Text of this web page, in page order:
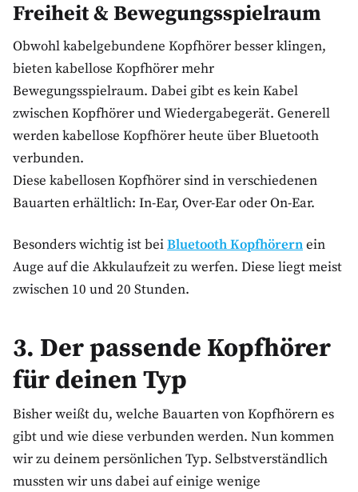
Freiheit & Bewegungsspielraum
Obwohl kabelgebundene Kopfhörer besser klingen,
bieten kabellose Kopfhörer mehr
Bewegungsspielraum. Dabei gibt es kein Kabel
zwischen Kopfhörer und Wiedergabegerät. Generell
werden kabellose Kopfhörer heute über Bluetooth
verbunden.
Diese kabellosen Kopfhörer sind in verschiedenen
Bauarten erhältlich: In-Ear, Over-Ear oder On-Ear.
Besonders wichtig ist beiBluetooth Kopfhörernein
Auge auf die Akkulaufzeit zu werfen. Diese liegt meist
zwischen 10 und 20 Stunden.
3. Der passende Kopfhörer
für deinen Typ
Bisher weißt du, welche Bauarten von Kopfhörern es
gibt und wie diese verbunden werden. Nun kommen
wir zu deinem persönlichen Typ. Selbstverständlich
mussten wir uns dabei auf einige wenige